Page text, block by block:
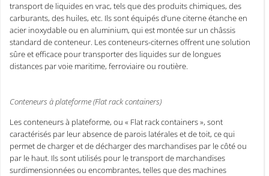
transport de liquides en vrac, tels que des produits chimiques, des
carburants, des huiles, etc. Ils sont équipés d’une citerne étanche en
acier inoxydable ou en aluminium, qui est montée sur un châssis
standard de conteneur. Les conteneurs-citernes offrent une solution
sûre et efficace pour transporter des liquides sur de longues
distances par voie maritime, ferroviaire ou routière.
Conteneurs à plateforme (Flat rack containers)
Les conteneurs à plateforme, ou « Flat rack containers », sont
caractérisés par leur absence de parois latérales et de toit, ce qui
permet de charger et de décharger des marchandises par le côté ou
par le haut. Ils sont utilisés pour le transport de marchandises
surdimensionnées ou encombrantes, telles que des machines